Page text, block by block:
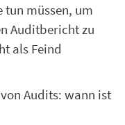
tun müssen, um
Auditbericht zu
als Feind
Audits: wann ist